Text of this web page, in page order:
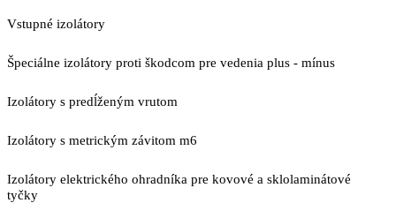
Vstupné izolátory
Špeciálne izolátory proti škodcom pre vedenia plus - mínus
Izolátory s predĺženým vrutom
Izolátory s metrickým závitom m6
Izolátory elektrického ohradníka pre kovové a sklolaminátové
tyčky